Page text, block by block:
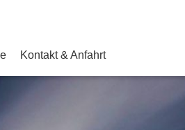
Kontakt & Anfahrt